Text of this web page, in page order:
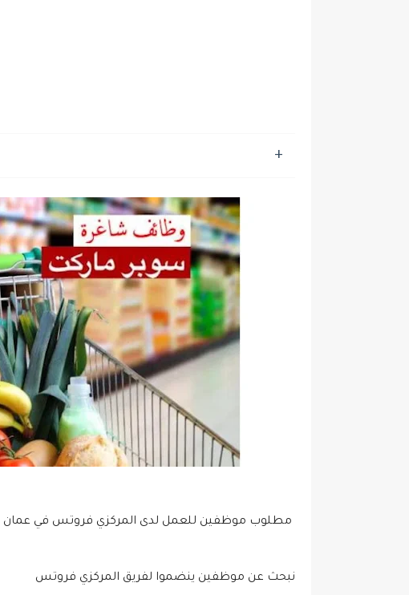
مطلوب موظفين للعمل لدى المركزي فروتس في عمان
نبحث عن موظفين ينضموا لفريق المركزي فروتس